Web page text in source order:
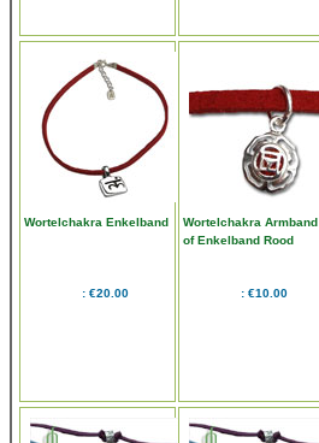
Wortelchakra Enkelband
€20.00
Wortelchakra Armband
of Enkelband Rood
€10.00